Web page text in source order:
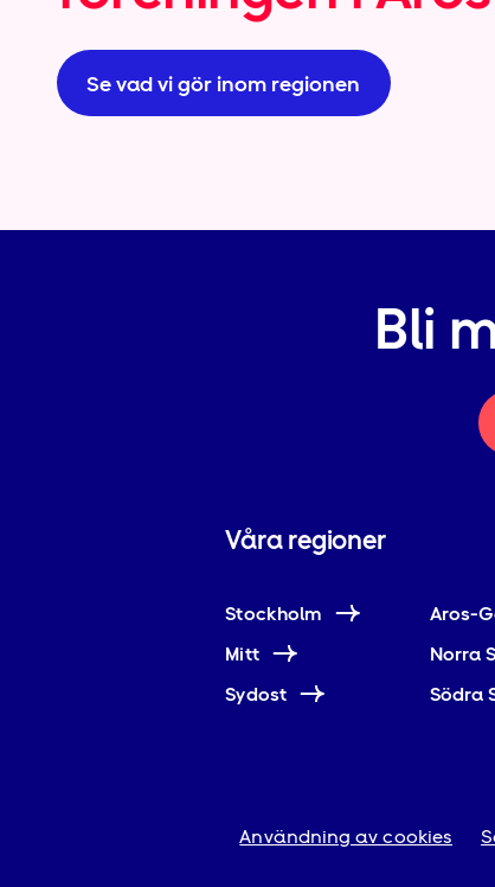
Se vad vi gör inom regionen
Bli
Våra regioner
Stockholm Aros-
Mitt
Norra
Sydost
Södra
Användning av cookies